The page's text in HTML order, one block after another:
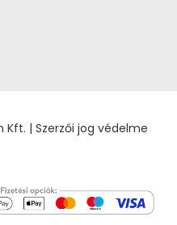
Kft. | Szerzői jog védelme